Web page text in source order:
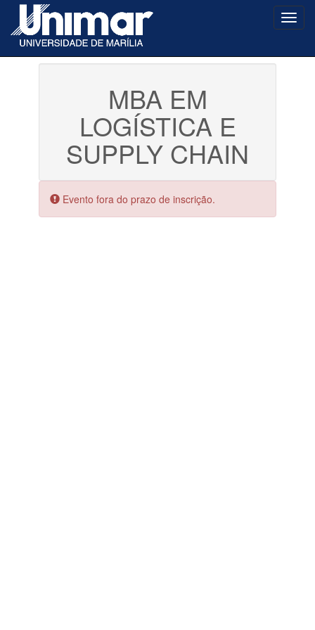
MBA EM
LOGÍSTICA E
SUPPLY CHAIN
Erro:
Evento fora do prazo de inscrição.